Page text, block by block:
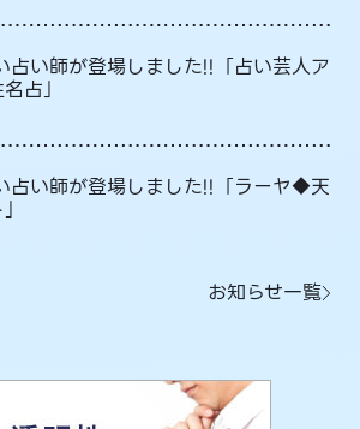
占い師が登場しました!!「占い芸人ア
占」
占い師が登場しました!!「ラーヤ◆天
お知らせ一覧